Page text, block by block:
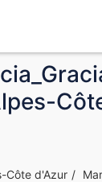
Côte
Côte d'Azur